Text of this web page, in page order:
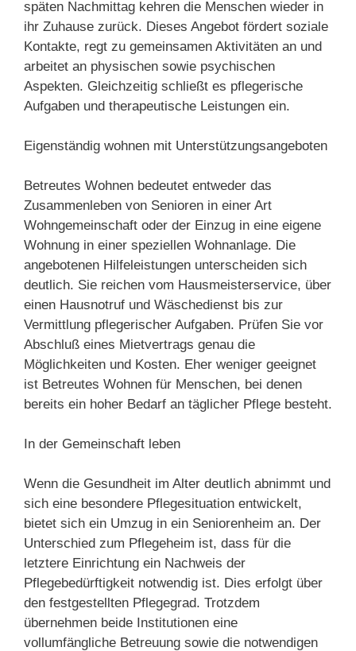
späten Nachmittag kehren die Menschen wieder in
ihr Zuhause zurück. Dieses Angebot fördert soziale
Kontakte, regt zu gemeinsamen Aktivitäten an und
arbeitet an physischen sowie psychischen
Aspekten. Gleichzeitig schließt es pflegerische
Aufgaben und therapeutische Leistungen ein.
Eigenständig wohnen mit Unterstützungsangeboten
Betreutes Wohnen bedeutet entweder das
Zusammenleben von Senioren in einer Art
Wohngemeinschaft oder der Einzug in eine eigene
Wohnung in einer speziellen Wohnanlage. Die
angebotenen Hilfeleistungen unterscheiden sich
deutlich. Sie reichen vom Hausmeisterservice, über
einen Hausnotruf und Wäschedienst bis zur
Vermittlung pflegerischer Aufgaben. Prüfen Sie vor
Abschluß eines Mietvertrags genau die
Möglichkeiten und Kosten. Eher weniger geeignet
ist Betreutes Wohnen für Menschen, bei denen
bereits ein hoher Bedarf an täglicher Pflege besteht.
In der Gemeinschaft leben
Wenn die Gesundheit im Alter deutlich abnimmt und
sich eine besondere Pflegesituation entwickelt,
bietet sich ein Umzug in ein Seniorenheim an. Der
Unterschied zum Pflegeheim ist, dass für die
letztere Einrichtung ein Nachweis der
Pflegebedürftigkeit notwendig ist. Dies erfolgt über
den festgestellten Pflegegrad. Trotzdem
übernehmen beide Institutionen eine
vollumfängliche Betreuung sowie die notwendigen